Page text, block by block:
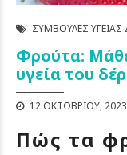
ΣΥΜΒΟΥΛΈΣ
Φρούτα:
υγεία του
12 ΟΚΤΩΒΡΊΟΥ, 2023
Πώς τα